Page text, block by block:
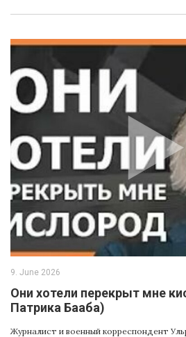
9. June 2026
Oни хотели перекрыт мне
Патрика Бааба)
Журналист и военный корреспондент